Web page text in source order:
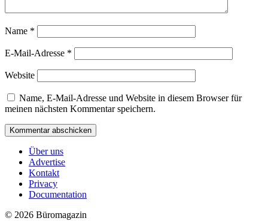
Name *
E-Mail-Adresse *
Website
Name, E-Mail-Adresse und Website in diesem Browser für
meinen nächsten Kommentar speichern.
Über uns
Advertise
Kontakt
Privacy
Documentation
© 2026 Büromagazin